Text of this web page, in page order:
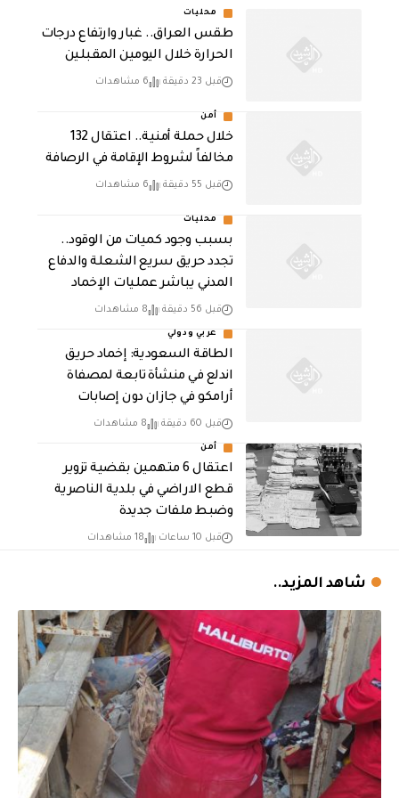
محليات
طقس العراق.. غبار وارتفاع درجات
الحرارة خلال اليومين المقبلين
قبل 23 دقيقة 6 مشاهدات
أمن
خلال حملة أمنية.. اعتقال 132
مخالفاً لشروط الإقامة في الرصافة
قبل 55 دقيقة 6 مشاهدات
محليات
بسبب وجود كميات من الوقود..
تجدد حريق سريع الشعلة والدفاع
المدني يباشر عمليات الإخماد
قبل 56 دقيقة 8 مشاهدات
عربي ودولي
‏الطاقة السعودية: إخماد حريق
اندلع في منشأة تابعة لمصفاة
أرامكو في جازان دون إصابات
قبل 60 دقيقة 8 مشاهدات
أمن
اعتقال 6 متهمين بقضية تزوير
قطع الاراضي في بلدية الناصرية
وضبط ملفات جديدة
قبل 10 ساعات 18 مشاهدات
شاهد المزيد..